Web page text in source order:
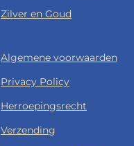
Zilver en Goud
Algemene voorwaarden
Privacy Policy
Herroepingsrecht
Verzending